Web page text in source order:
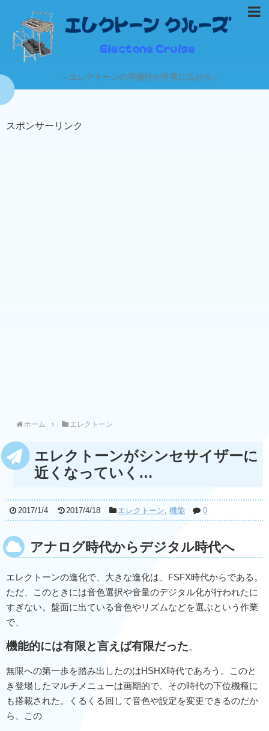
～エレクトーンの可能性が世界に広がる～
スポンサーリンク
ホーム エレクトーン
エレクトーンがシンセサイザーに
近くなっていく…
2017/1/4 2017/4/18 エレクトーン,機能 0
アナログ時代からデジタル時代へ
エレクトーンの進化で、大きな進化は、FSFX時代からである。
ただ、このときには音色選択や音量のデジタル化が行われたに
すぎない。盤面に出ている音色やリズムなどを選ぶという作業
で、
機能的には有限と言えば有限だった。
無限への第一歩を踏み出したのはHSHX時代であろう。このと
き登場したマルチメニューは画期的で、その時代の下位機種に
も搭載された。くるくる回して音色や設定を変更できるのだか
ら、この